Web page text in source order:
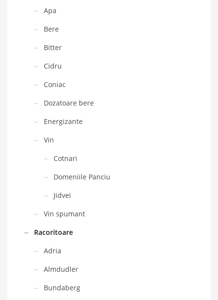
Apa
Bere
Bitter
Cidru
Coniac
Dozatoare bere
Energizante
Vin
Cotnari
Domeniile Panciu
Jidvei
Vin spumant
Racoritoare
Adria
Almdudler
Bundaberg